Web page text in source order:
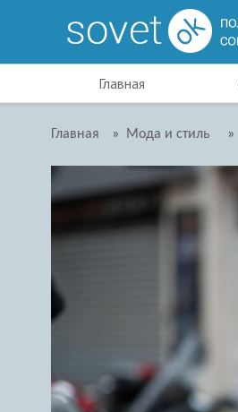
Главная
Главная » Мода и стиль »